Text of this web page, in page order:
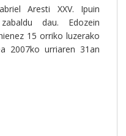
Aresti XXV. Ipuin
dau. Edozein
15 orriko luzerako
2007ko urriaren 31an